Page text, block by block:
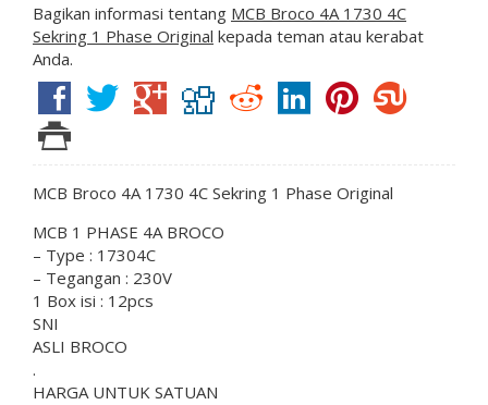
Bagikan informasi tentang MCB Broco 4A 1730 4C
Sekring 1 Phase Original kepada teman atau kerabat
Anda.
MCB Broco 4A 1730 4C Sekring 1 Phase Original
MCB 1 PHASE 4A BROCO
– Type : 17304C
– Tegangan : 230V
1 Box isi : 12pcs
SNI
ASLI BROCO
.
HARGA UNTUK SATUAN